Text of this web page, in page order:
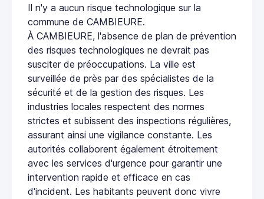
Il n'y a aucun risque technologique sur la
commune de CAMBIEURE.
À CAMBIEURE, l'absence de plan de prévention
des risques technologiques ne devrait pas
susciter de préoccupations. La ville est
surveillée de près par des spécialistes de la
sécurité et de la gestion des risques. Les
industries locales respectent des normes
strictes et subissent des inspections régulières,
assurant ainsi une vigilance constante. Les
autorités collaborent également étroitement
avec les services d'urgence pour garantir une
intervention rapide et efficace en cas
d'incident. Les habitants peuvent donc vivre